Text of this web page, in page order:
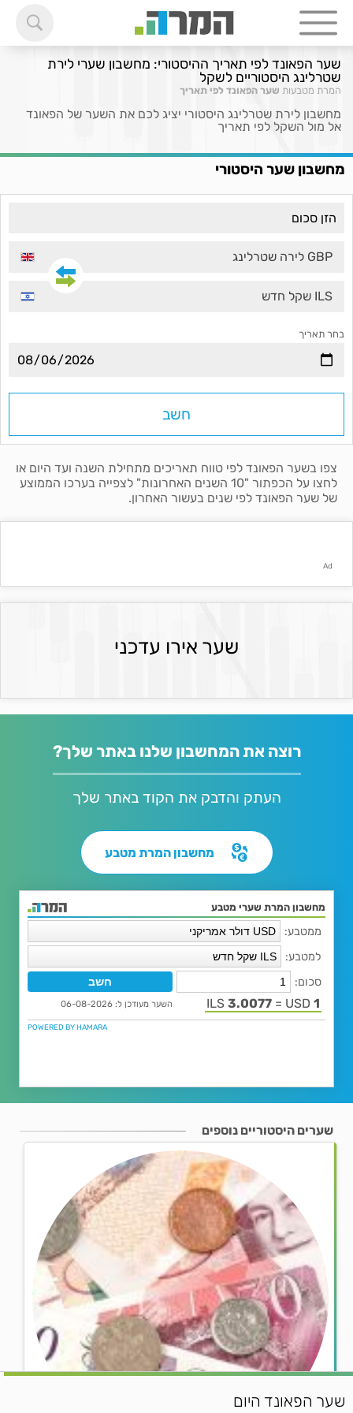
שער הפאונד לפי תאריך ההיסטורי: מחשבון שערי לירת
שטרלינג היסטוריים לשקל
המרת מטבעות שער הפאונד לפי תאריך
מחשבון לירת שטרלינג היסטורי יציג לכם את השער של הפאונד
אל מול השקל לפי תאריך
מחשבון שער היסטורי
GBP לירה שטרלינג
ILS שקל חדש
בחר תאריך
צפו בשער הפאונד לפי טווח תאריכים מתחילת השנה ועד היום או
לחצו על הכפתור "10 השנים האחרונות" לצפייה בערכו הממוצע
של שער הפאונד לפי שנים בעשור האחרון.
Ad
שער אירו עדכני
רוצה את המחשבון שלנו באתר שלך?
העתק והדבק את הקוד באתר שלך
מחשבון המרת מטבע
שערים היסטוריים נוספים
שער הפאונד היום